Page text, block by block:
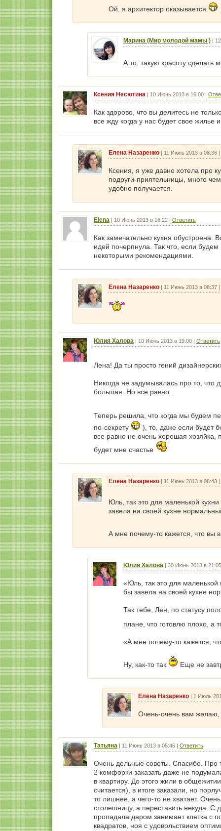
Ой, я архитектор оказывается
Марина (Мир молодой мамы ) |
А то, такую красоту сделать
Ксения Несютина | 10 Июнь 2013 в 16:00 |
Как здорово, что вы делитесь не
все жду когда у нас будет свое жилье
Елена Назаренко | 11 Июнь 2013 в 08:36 |
Ксения, я уже давно хотела про
подруги-приятельницы, много
удобно получается.
Elena | 10 Июнь 2013 в 16:22 | Ответить
Как замечательно кухня
идей почерпнула. Так что, если
некоторыми рекомендациями.
Елена Назаренко | 11 Июнь 2013 в 08:37 |
Юлия Халова | 10 Июнь 2013 в 19:00 | Ответить
Лена! Да ты просто гений
Никогда не задумывалась про то, что
большая. Но все равно.
Теперь решила, что когда мы будем
по-секрету
), то, даже если будет
все равно не очень хорошая хозяйка,
будет мне счастье
Елена Назаренко | 11 Июнь 2013 в 08:43 |
Юль, так это для маленькой
завела на своей кухне
А мне почему-то кажется, что вы
Юлия Халова | 30 Июнь 2013 в 21:05
«Юль, так это для
бы завела на своей кухне
Так тебе, Лен, по статусу
плане, что готовлю плохо, а
«А мне почему-то кажется,
Ну, как-то так Еще не
Елена Назаренко | 1 Июль
Очень-очень вам желаю,
Татьяна | 11 Июнь 2013 в 05:46 | Ответить
Очень дельные советы. Спасибо. Про
2 комфорки заказать даже не
в квартиру. До этого жили в
считается), в итоге заказали, но
то лишнее, а чего-то не хватает.
столешницу, а переставить некуда. С
пропадала даром занимает клетка с
квадратов, ноя с удовольствием